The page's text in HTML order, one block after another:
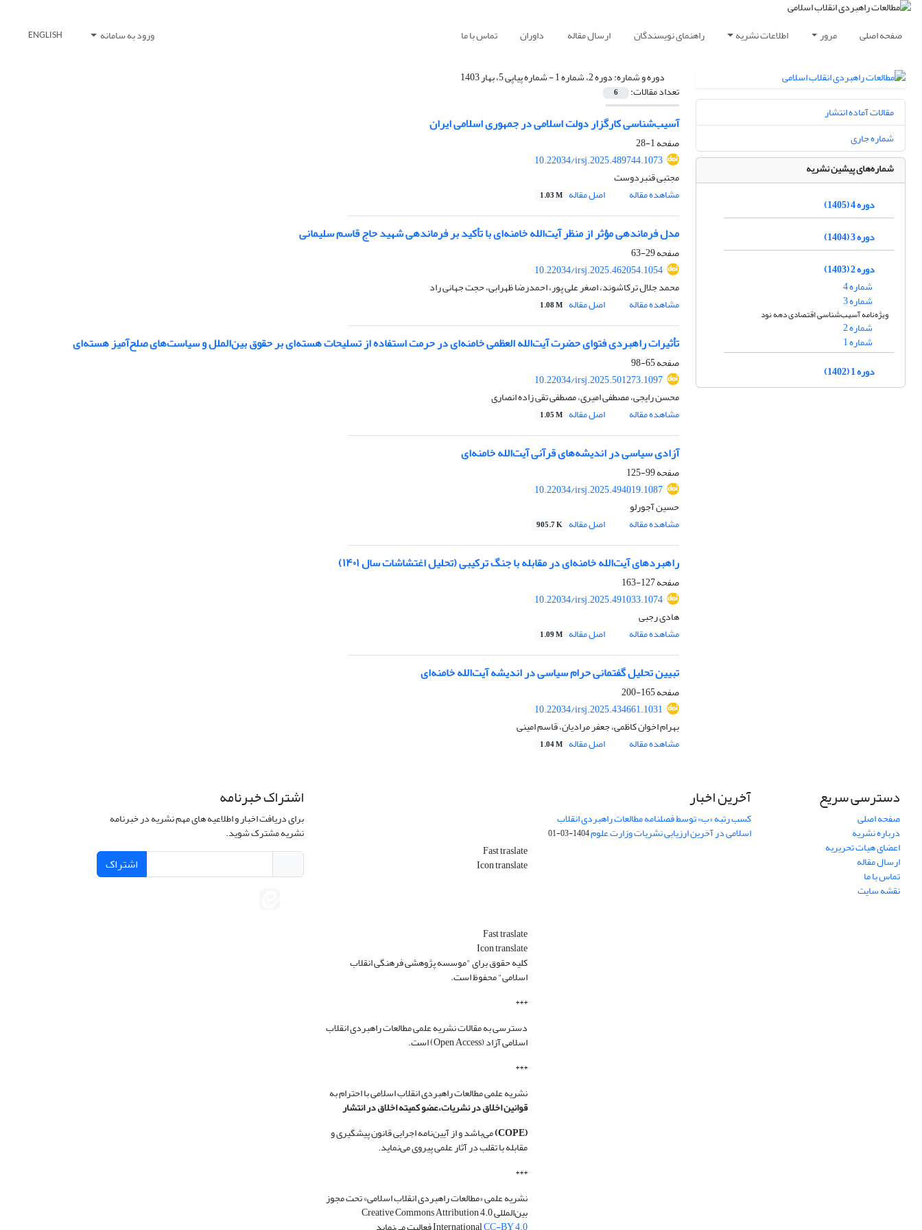
صفحه اصلی مرور اطلاعات نشریه راهنمای نویسندگان ارسال مقاله داوران تماس با ما ورود به سامانه ENGLISH
دوره و شماره:دوره 2، شماره 1 - شماره پیاپی 5، بهار 1403
تعداد مقالات: 6
آسیب‌شناسی کارگزار دولت اسلامی در جمهوری اسلامی ایران
صفحه1-28
10.22034/irsj.2025.489744.1073
مجتبی قنبردوست
مشاهده مقاله
اصل مقاله 1.03 M
مدل فرماندهی مؤثر از منظر آیت‌الله خامنه‌ای با تأکید بر فرماندهی شهید حاج قاسم سلیمانی
صفحه29-63
10.22034/irsj.2025.462054.1054
محمد جلال ترکاشوند، اصغر علی پور، احمدرضا ظهرابی، حجت جهانی راد
مشاهده مقاله
اصل مقاله 1.08 M
تأثیرات راهبردی فتوای حضرت آیت‌الله العظمی خامنه‌ای در حرمت استفاده از تسلیحات هسته‌ای بر حقوق بین‌الملل و سیاست‌های صلح‌آمیز هسته‌ای
صفحه65-98
10.22034/irsj.2025.501273.1097
محسن رایجی، مصطفی امیری، مصطفی تقی زاده انصاری
مشاهده مقاله
اصل مقاله 1.05 M
آزادی سیاسی در اندیشه‌های قرآنی آیت‌الله خامنه‌ای
صفحه99-125
10.22034/irsj.2025.494019.1087
حسین آجورلو
مشاهده مقاله
اصل مقاله 905.7 K
راهبردهای آیت‌الله خامنه‌ای در مقابله با جنگ ترکیبی (تحلیل اغتشاشات سال ۱۴۰۱)
صفحه127-163
10.22034/irsj.2025.491033.1074
هادی رجبی
مشاهده مقاله
اصل مقاله 1.09 M
تبیین تحلیل گفتمانی حرام سیاسی در اندیشه آیت‌الله خامنه‌ای
صفحه165-200
10.22034/irsj.2025.434661.1031
بهرام اخوان کاظمی، جعفر مرادیان، قاسم امینی
مشاهده مقاله
اصل مقاله 1.04 M
مقالات آماده انتشار
شماره جاری
شماره‌های پیشین نشریه
دوره 4 (1405)
دوره 3 (1404)
دوره 2 (1403)
شماره 4
شماره 3
ویژه‌نامه آسیب‌شناسی اقتصادی دهه نود
شماره 2
شماره 1
دوره 1 (1402)
دسترسی سریع
صفحه اصلی
درباره نشریه
اعضای هیات تحریریه
ارسال مقاله
تماس با ما
نقشه سایت
آخرین اخبار
کسب رتبه «ب» توسط فصلنامه مطالعات راهبردی انقلاب
اسلامی در آخرین ارزیابی نشریات وزارت علوم1404-03-01
Fast traslate
Icon translate
Fast traslate
Icon translate
کلیه حقوق برای "موسسه پژوهشی فرهنگی انقلاب
اسلامی" محفوظ است.
***
دسترسی به مقالات نشریه علمی مطالعات راهبردی انقلاب
اسلامی آزاد (Open Access) است.
***
نشریه علمی مطالعات راهبردی انقلاب اسلامی با احترام به
قوانین اخلاق در نشریات،عضو کمیته اخلاق در انتشار
(COPE)
می‌باشد و از آیین‌نامه اجرایی قانون پیشگیری و
مقابله با تقلب در آثار علمی پیروی می‌نماید.
***
نشریه علمی «مطالعات راهبردی انقلاب اسلامی» تحت مجوز
بین‌المللی Creative Commons Attribution 4.0
اشتراک خبرنامه
برای دریافت اخبار و اطلاعیه های مهم نشریه در خبرنامه
نشریه مشترک شوید.
اشتراک